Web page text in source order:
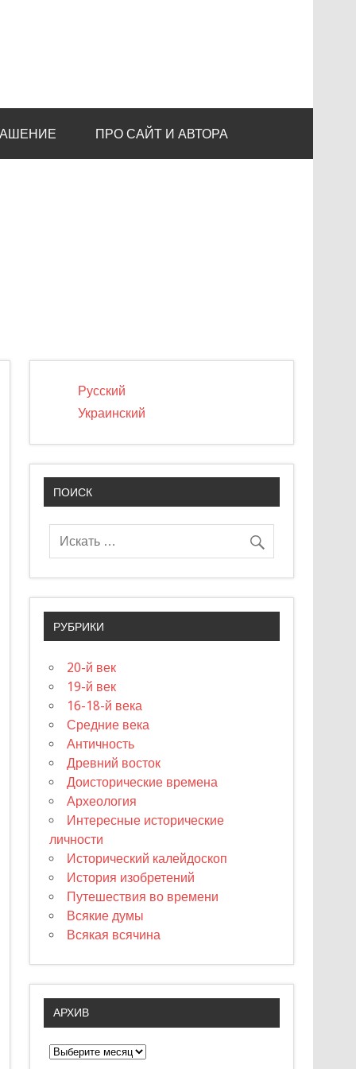
ПРО САЙТ И АВТОРА
Русский
Украинский
ПОИСК
РУБРИКИ
20-й век
19-й век
16-18-й века
Средние века
Античность
Древний восток
Доисторические времена
Археология
Интересные исторические
личности
Исторический калейдоскоп
История изобретений
Путешествия во времени
Всякие думы
Всякая всячина
АРХИВ
А
р